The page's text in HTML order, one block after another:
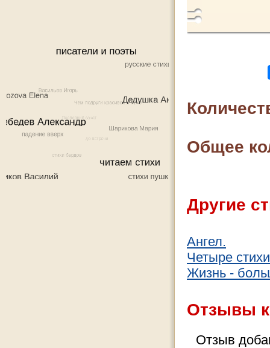
Общее
Другие
Ангел.
Четыре
Жизнь -
Отзывы
Отзыв